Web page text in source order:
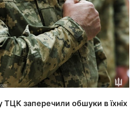
ТЦК заперечили обшуки в їхніх